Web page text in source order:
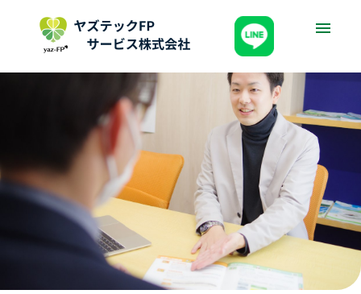
三大疾病一時金